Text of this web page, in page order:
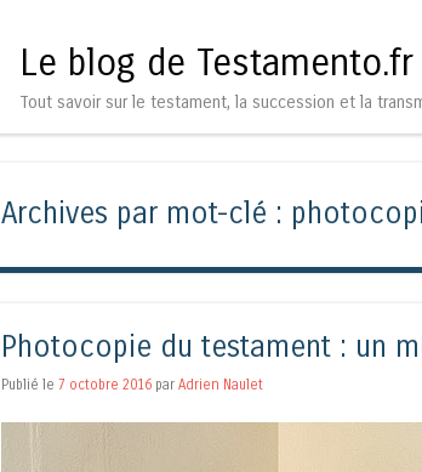
Le blog de Testamento.fr
Tout savoir sur le testament, la succession et la
Archives par mot-clé :
Photocopie du testament : un
Publié le 7 octobre 2016 par Adrien Naulet